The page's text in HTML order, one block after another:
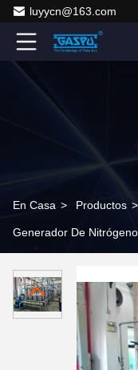
luyycn@163.com
En Casa > Productos >
Generador De
membrana modelo
separación de gases